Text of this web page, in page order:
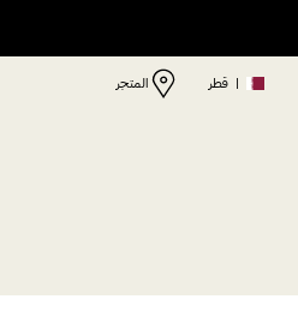
| قطر المتجر